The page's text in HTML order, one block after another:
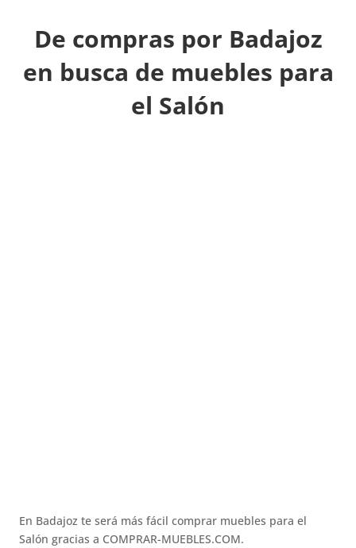
De compras por Badajoz
en busca de muebles para
el Salón
En Badajoz te será más fácil comprar muebles para el
Salón gracias a COMPRAR-MUEBLES.COM.